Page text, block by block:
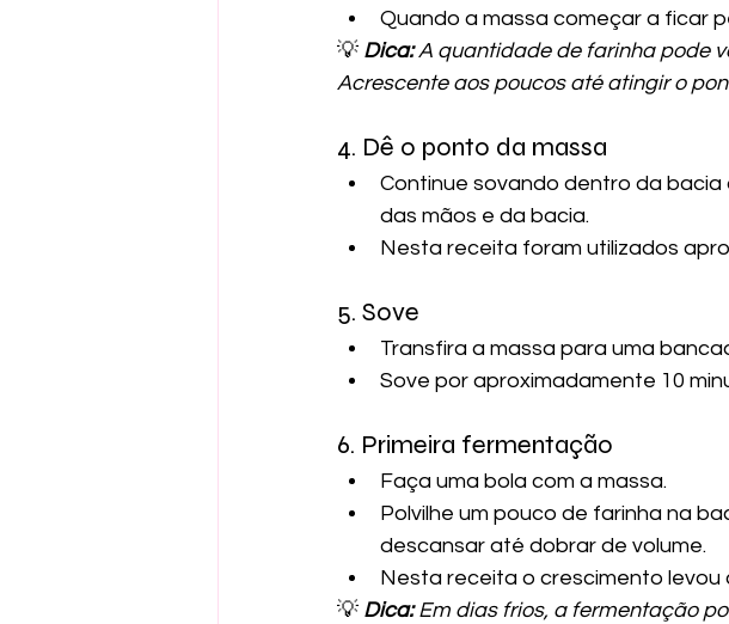
Quando a massa começar a ficar
💡 Dica: A quantidade de farinha pode
Acrescente aos poucos até atingir o
4. Dê o ponto da massa
Continue sovando dentro da
das mãos e da bacia.
Nesta receita foram utilizados
5. Sove
Transfira a massa para uma
Sove por aproximadamente 10
6. Primeira fermentação
Faça uma bola com a massa.
Polvilhe um pouco de farinha na
descansar até dobrar de volume.
Nesta receita o crescimento levou
💡 Dica: Em dias frios, a fermentação